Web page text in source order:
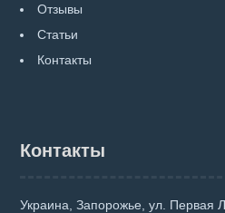
Отзывы
Статьи
Контакты
Контакты
Украина, Запорожье, ул. Первая